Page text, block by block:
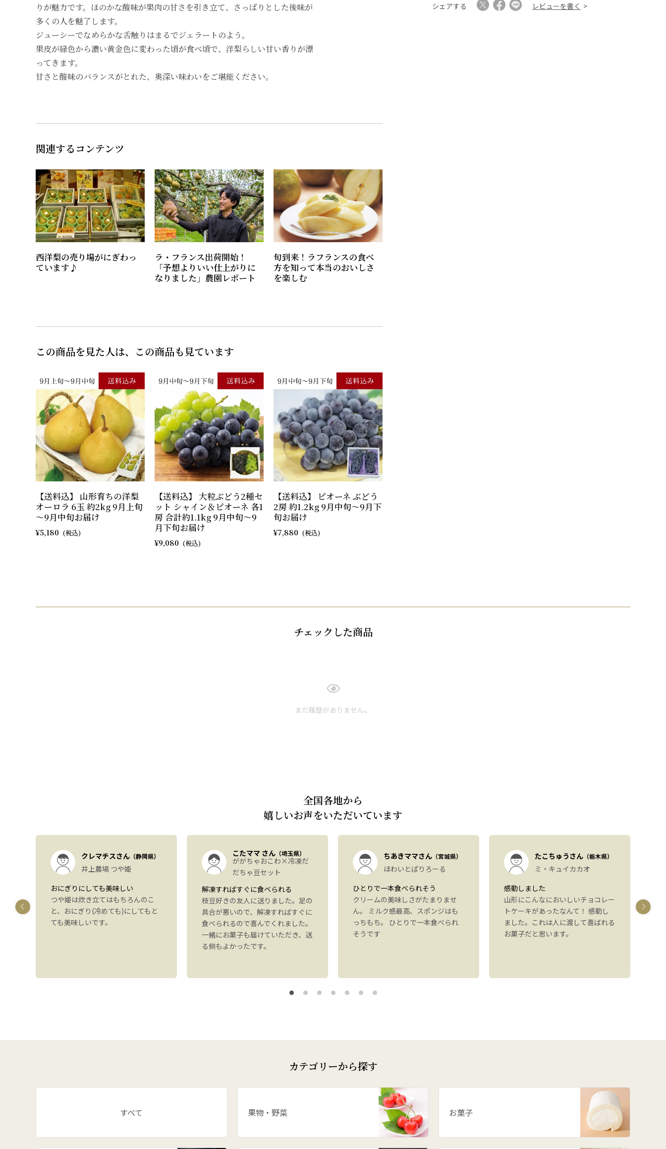
りが魅力です。ほのかな酸味が果肉の甘さを引き立て、さっぱりとした後味が
多くの人を魅了します。
ジューシーでなめらかな舌触りはまるでジェラートのよう。
果皮が緑色から濃い黄金色に変わった頃が食べ頃で、洋梨らしい甘い香りが漂
ってきます。
甘さと酸味のバランスがとれた、奥深い味わいをご堪能ください。
関連するコンテンツ
西洋梨の売り場がにぎわっ
ています♪
ラ・フランス出荷開始！
「予想よりいい仕上がりに
なりました」農園レポート
旬到来！ラフランスの食べ
方を知って本当のおいしさ
を楽しむ
この商品を見た人は、この商品も見ています
【送料込】 山形育ちの洋梨
オーロラ 6玉 約2kg 9月上旬
～9月中旬お届け
5,180
【送料込】 大粒ぶどう2種セ
ット シャイン＆ピオーネ 各1
房 合計約1.1kg 9月中旬～9
月下旬お届け
9,080
【送料込】 ピオーネ ぶどう
2房 約1.2kg 9月中旬～9月下
旬お届け
7,880
シェアする レビューを書く
チェックした商品
まだ履歴がありません。
全国各地から
嬉しいお声をいただいています
クレマチスさん （静岡県）
井上農場 つや姫
おにぎりにしても美味しい
つや姫は炊き立てはもちろんのこ
と、おにぎり(冷めても)にしてもと
ても美味しいです。
こたママ さん （埼玉県）
ががちゃおこわ×冷凍だ
だちゃ豆セット
解凍すればすぐに食べられる
枝豆好きの友人に送りました。足の
具合が悪いので、解凍すればすぐに
食べられるので喜んでくれました。
一緒にお菓子も届けていただき、送
る側もよかったです。
ちあきママさん （宮城県）
ほわいとぱりろーる
ひとりで一本食べられそう
クリームの美味しさがたまりませ
ん。 ミルク感最高、スポンジはも
っちもち。 ひとりで一本食べられ
そうです
たこちゅうさん （栃木県）
ミ・キュイカカオ
感動しました
山形にこんなにおいしいチョコレー
トケーキがあったなんて！ 感動し
ました。これは人に渡して喜ばれる
お菓子だと思います。
カテゴリーから探す
すべて 果物・野菜 お菓子